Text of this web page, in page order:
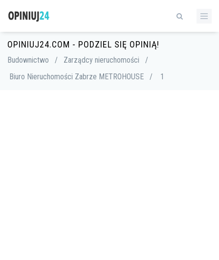
OPINIUJ24.COM - PODZIEL SIĘ OPINIĄ!
Budownictwo / Zarządcy nieruchomości
/
Biuro Nieruchomości Zabrze METROHOUSE
/ 1